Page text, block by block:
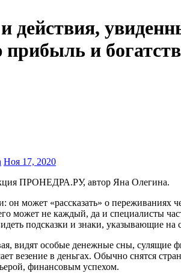
прибыль и
Ноя 17, 2020
ПРОНЕДРА.РУ, автор Яна Олегина.
он может «рассказать» о переживаниях
его может не каждый, да и специалисты
подсказки и знаки, указывающие на
видят особые денежные сны, сулящие
везение в деньгах. Обычно снятся
финансовым успехом.